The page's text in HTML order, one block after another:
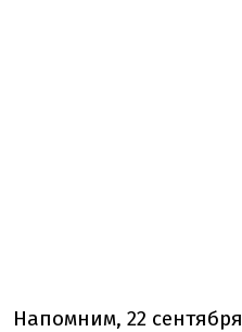
Напомним, 22 сентября